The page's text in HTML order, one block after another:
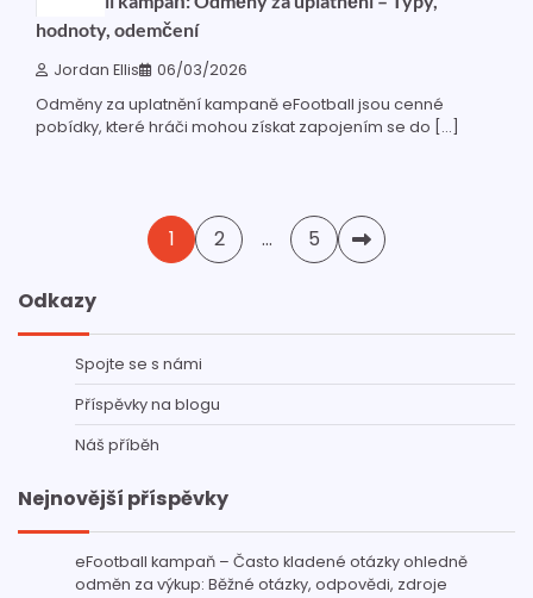
hodnoty, odemčení
Jordan Ellis 06/03/2026
Odměny za uplatnění kampaně eFootball jsou cenné
pobídky, které hráči mohou získat zapojením se do […]
1 2 … 5
Odkazy
Spojte se s námi
Příspěvky na blogu
Náš příběh
Nejnovější příspěvky
eFootball kampaň – Často kladené otázky ohledně
odměn za výkup: Běžné otázky, odpovědi, zdroje